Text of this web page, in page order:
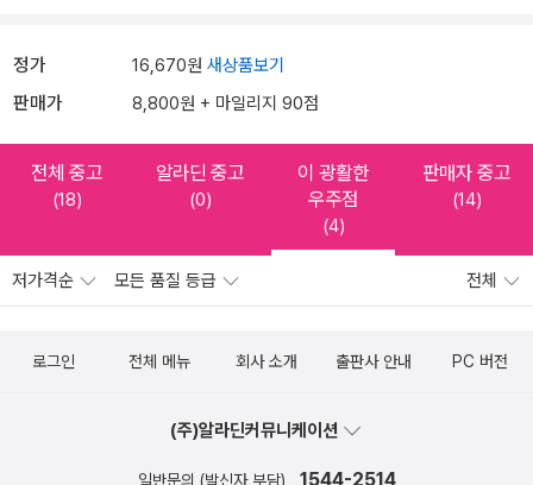
정가 16,670원 새상품보기
판매가 8,800원 + 마일리지 90점
전체 중고
(18)
알라딘 중고
(0)
이 광활한
우주점
(4)
판매자 중고
(14)
저가격순 모든 품질 등급 전체
로그인 전체 메뉴 회사 소개 출판사 안내 PC 버전
(주)알라딘커뮤니케이션
일반문의 (발신자 부담) 1544-2514